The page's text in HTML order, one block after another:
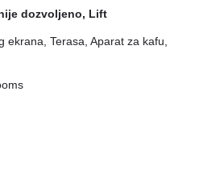
dozvoljeno, Lift
Terasa, Aparat za kafu,